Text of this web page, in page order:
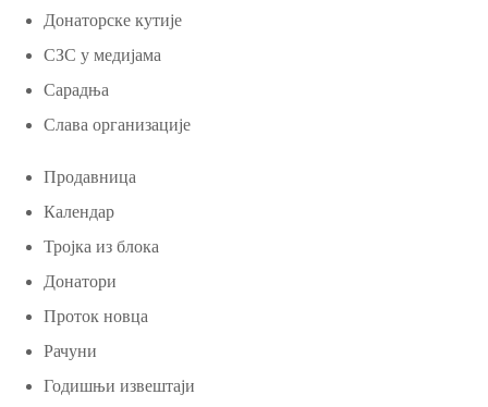
Донаторске кутије
СЗС у медијама
Сарадња
Слава организације
Продавница
Календар
Тројка из блока
Донатори
Проток новца
Рачуни
Годишњи извештаји